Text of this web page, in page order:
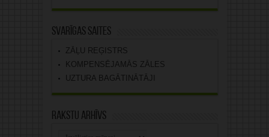
Svarīgas saites
ZĀĻU REĢISTRS
KOMPENSĒJAMĀS ZĀLES
UZTURA BAGĀTINĀTĀJI
Rakstu arhīvs